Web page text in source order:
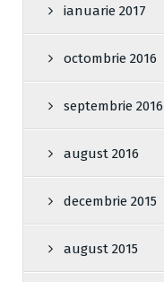
ianuarie 2017
octombrie 2016
septembrie 2016
august 2016
decembrie 2015
august 2015